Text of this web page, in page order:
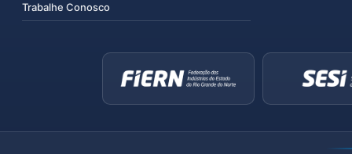
Trabalhe Conosco